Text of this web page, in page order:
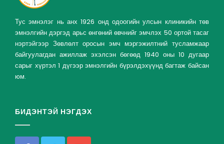
Тус эмнэлэг нь анх 1926 онд одоогийн улсын клиникийн төв
эмнэлгийн дэргэд арьс өнгөний өвчнийг эмчлэх 50 ортой тасаг
нэртэйгээр Зөвлөлт оросын эмч мэргэжилтний тусламжаар
байгуулагдан ажиллаж эхэлсэн бөгөөд 1940 оны 10 дугаар
сарыг хүртэл 1 дүгээр эмнэлгийн бүрэлдэхүүнд багтаж байсан
юм.
БИДЭНТЭЙ НЭГДЭХ